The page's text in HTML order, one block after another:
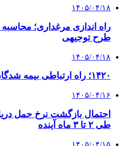
صندوق طلا
بازار و کسب و کار
3 هفته پیش
خرید ابزار آلات دستی و
چطور ابزار اصل را با
چرا انتخاب تامین‌کننده
پروژه را تعیین می‌کند؟